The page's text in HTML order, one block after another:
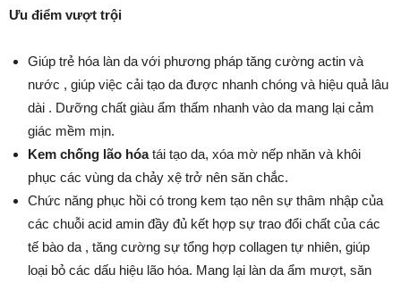
Ưu điểm vượt trội
Giúp trẻ hóa làn da với phương pháp tăng cường actin và
nước , giúp việc cải tạo da được nhanh chóng và hiệu quả lâu
dài . Dưỡng chất giàu ẩm thấm nhanh vào da mang lại cảm
giác mềm mịn.
Kem chống lão hóatái tạo da, xóa mờ nếp nhăn và khôi
phục các vùng da chảy xệ trở nên săn chắc.
Chức năng phục hồi có trong kem tạo nên sự thâm nhập của
các chuỗi acid amin đầy đủ kết hợp sự trao đổi chất của các
tế bào da , tăng cường sự tổng hợp collagen tự nhiên, giúp
loại bỏ các dấu hiệu lão hóa. Mang lại làn da ẩm mượt, săn